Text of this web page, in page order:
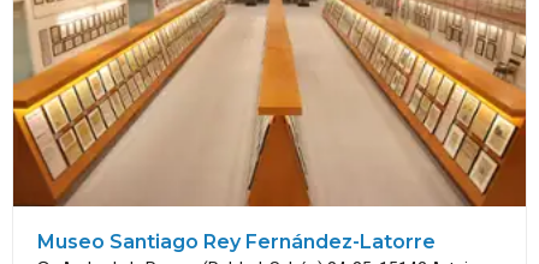
Museo Santiago Rey Fernández-Latorre